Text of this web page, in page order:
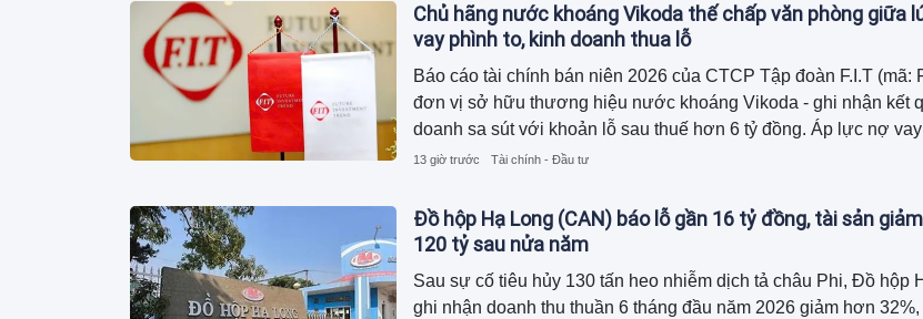
Chủ hãng nước khoáng Vikoda thế chấp văn phòng giữa
vay phình to, kinh doanh thua lỗ
Báo cáo tài chính bán niên 2026 của CTCP Tập đoàn F.I.T (mã:
đơn vị sở hữu thương hiệu nước khoáng Vikoda - ghi nhận kết
doanh sa sút với khoản lỗ sau thuế hơn 6 tỷ đồng. Áp lực nợ
2.600 tỷ đồng cùng dòng tiền kinh doanh âm nặng buộc doanh
khoản vay của công ty con.
13 giờ trước Tài chính - Đầu tư
Đồ hộp Hạ Long (CAN) báo lỗ gần 16 tỷ đồng, tài sản
120 tỷ sau nửa năm
Sau sự cố tiêu hủy 130 tấn heo nhiễm dịch tả châu Phi, Đồ hộp
ghi nhận doanh thu thuần 6 tháng đầu năm 2026 giảm hơn 32%,